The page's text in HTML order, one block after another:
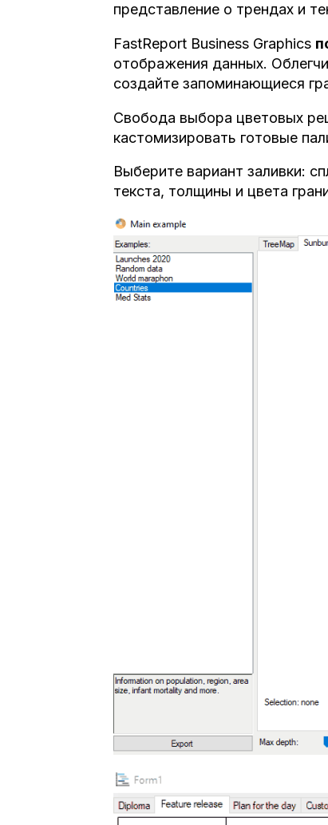
представление о трендах и
FastReport Business Graphics
отображения данных.
создайте запоминающиеся
Свобода выбора цветовых
кастомизировать готовые
Выберите вариант заливки:
текста, толщины и цвета